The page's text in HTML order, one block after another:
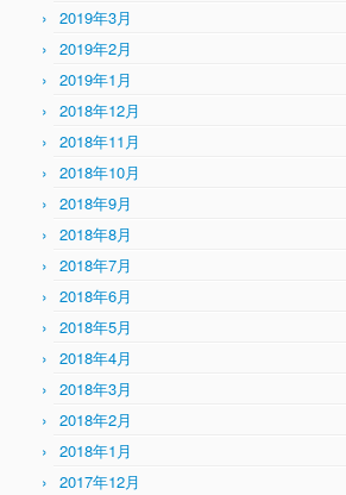
2019年3月
2019年2月
2019年1月
2018年12月
2018年11月
2018年10月
2018年9月
2018年8月
2018年7月
2018年6月
2018年5月
2018年4月
2018年3月
2018年2月
2018年1月
2017年12月